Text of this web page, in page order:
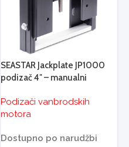
SEASTAR Jackplate JP1000
podizač 4″ – manualni
Podizači vanbrodskih
motora
Dostupno po narudžbi